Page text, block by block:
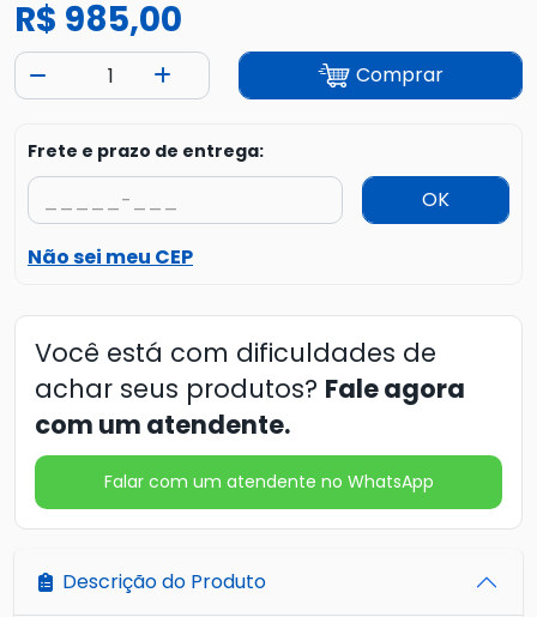
R$ 985,00
Comprar
Frete e prazo de entrega:
OK
Não sei meu CEP
Você está com dificuldades de
achar seus produtos? Fale agora
com um atendente.
Falar com um atendente no WhatsApp
Descrição do Produto